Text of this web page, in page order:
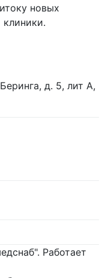
новых
д. 5, лит А,
Работает